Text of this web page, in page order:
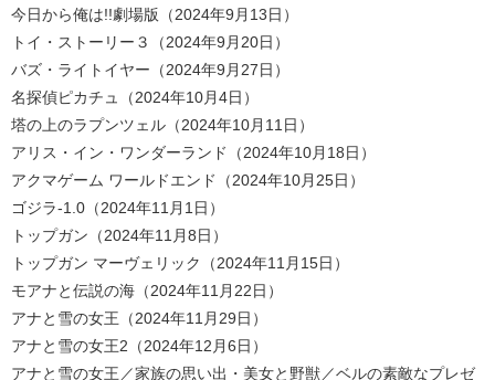
今日から俺は!!劇場版（2024年9月13日）
トイ・ストーリー３（2024年9月20日）
バズ・ライトイヤー（2024年9月27日）
名探偵ピカチュ（2024年10月4日）
塔の上のラプンツェル（2024年10月11日）
アリス・イン・ワンダーランド（2024年10月18日）
アクマゲーム ワールドエンド（2024年10月25日）
ゴジラ-1.0（2024年11月1日）
トップガン（2024年11月8日）
トップガン マーヴェリック（2024年11月15日）
モアナと伝説の海（2024年11月22日）
アナと雪の女王（2024年11月29日）
アナと雪の女王2（2024年12月6日）
アナと雪の女王／家族の思い出・美女と野獣／ベルの素敵なプレゼ